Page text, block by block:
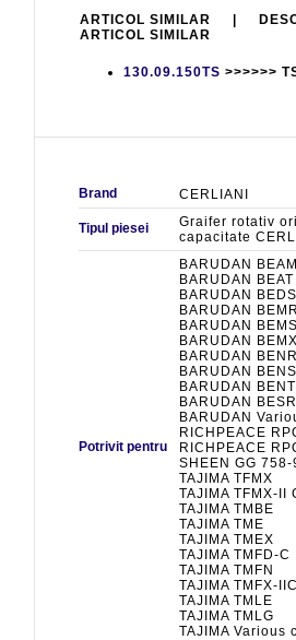
ARTICOL SIMILAR |
ARTICOL SIMILAR
130.09.150TS >>>>>>
Brand CERLIANI
Tipul piesei
Graifer rotativ
capacitate
Potrivit pentru
BARUDAN
BARUDAN
BARUDAN
BARUDAN
BARUDAN
BARUDAN
BARUDAN
BARUDAN
BARUDAN
BARUDAN
BARUDAN
RICHPEACE
RICHPEACE
SHEEN GG 758-
TAJIMA TFMX
TAJIMA TFMX-II
TAJIMA TMBE
TAJIMA TME
TAJIMA TMEX
TAJIMA TMFD-C
TAJIMA TMFN
TAJIMA TMFX-
TAJIMA TMLE
TAJIMA TMLG
TAJIMA Various